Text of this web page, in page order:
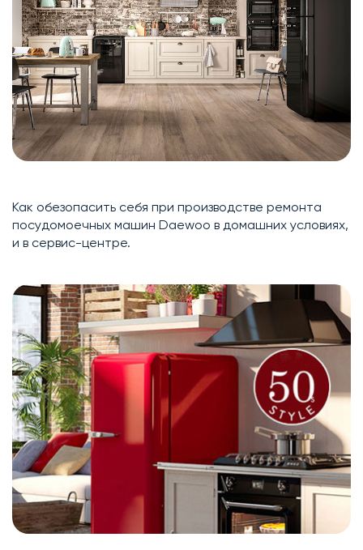
Как обезопасить себя при производстве ремонта
посудомоечных машин Daewoo в домашних условиях,
и в сервис-центре.